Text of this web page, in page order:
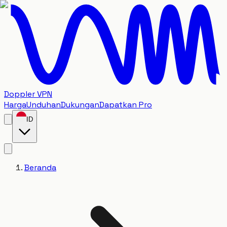
Doppler VPN
HargaUnduhanDukunganDapatkan Pro
ID
Beranda